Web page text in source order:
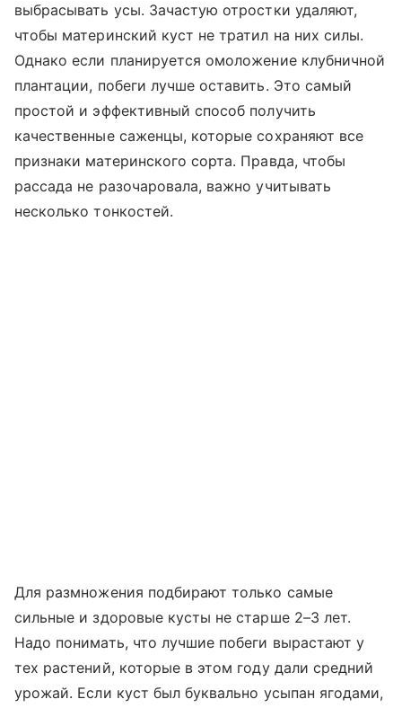
выбрасывать усы. Зачастую отростки удаляют,
чтобы материнский куст не тратил на них силы.
Однако если планируется омоложение клубничной
плантации, побеги лучше оставить. Это самый
простой и эффективный способ получить
качественные саженцы, которые сохраняют все
признаки материнского сорта. Правда, чтобы
рассада не разочаровала, важно учитывать
несколько тонкостей.
Для размножения подбирают только самые
сильные и здоровые кусты не старше 2–3 лет.
Надо понимать, что лучшие побеги вырастают у
тех растений, которые в этом году дали средний
урожай. Если куст был буквально усыпан ягодами,